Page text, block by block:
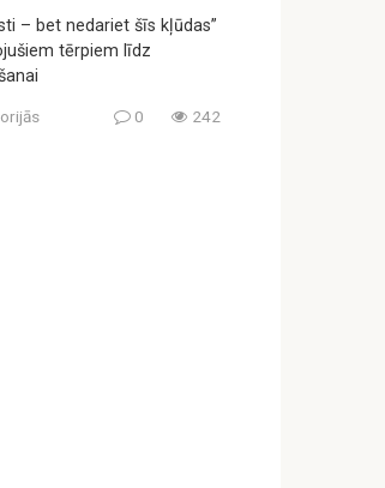
– bet nedariet šīs kļūdas”
tērpiem līdz
0 242